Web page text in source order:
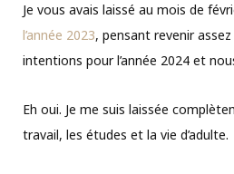
Je vous avais laissé au mois de
l’année 2023, pensant revenir
intentions pour l’année 2024 et
Eh oui. Je me suis laissée
travail, les études et la vie d’adulte.